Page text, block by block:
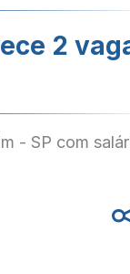
2
- SP com